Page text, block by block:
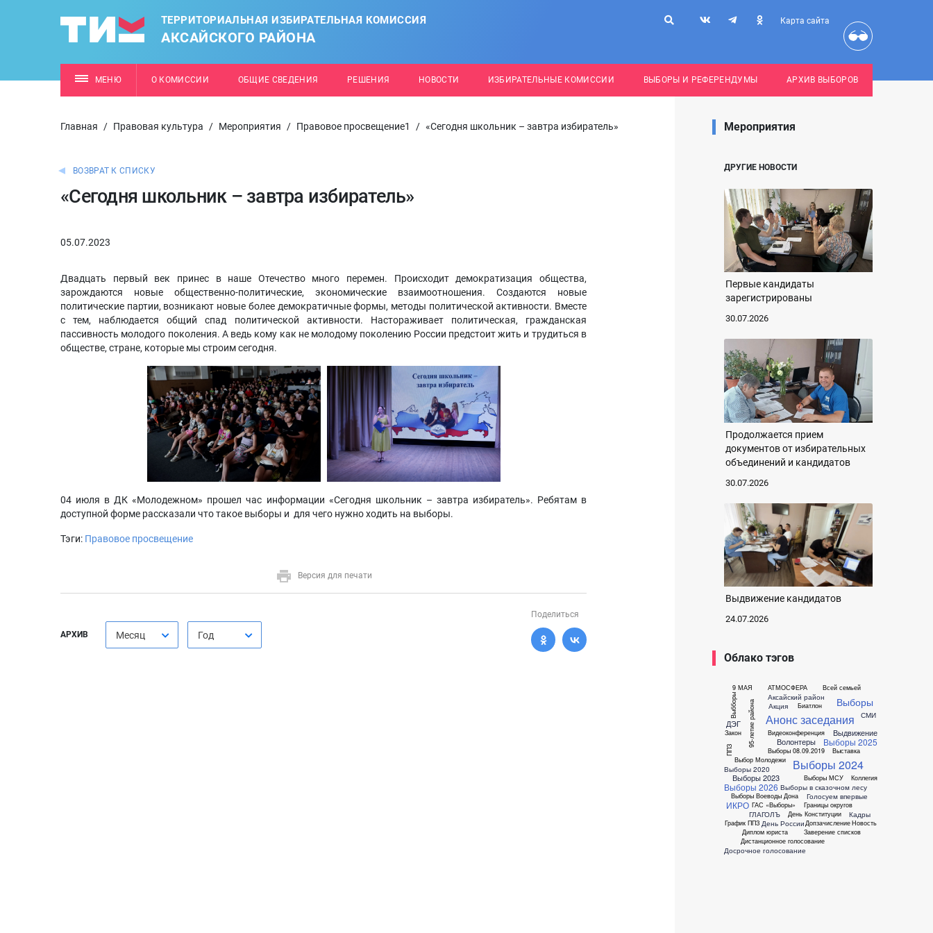
ТЕРРИТОРИАЛЬНАЯ ИЗБИРАТЕЛЬНАЯ КОМИССИЯ
АКСАЙСКОГО РАЙОНА
Карта сайта
МЕНЮ О КОМИССИИ ОБЩИЕ СВЕДЕНИЯ РЕШЕНИЯ НОВОСТИ ИЗБИРАТЕЛЬНЫЕ КОМИССИИ ВЫБОРЫ И РЕФЕРЕНДУМЫ АРХИВ ВЫБОРОВ
Главная / Правовая культура / Мероприятия / Правовое просвещение1 / «Сегодня школьник – завтра избиратель»
ВОЗВРАТ К СПИСКУ
«Сегодня школьник – завтра избиратель»
05.07.2023
Двадцать первый век принес в наше Отечество много перемен. Происходит демократизация общества,
зарождаются новые общественно-политические, экономические взаимоотношения. Создаются новые
политические партии, возникают новые более демократичные формы, методы политической активности. Вместе
с тем, наблюдается общий спад политической активности. Настораживает политическая, гражданская
пассивность молодого поколения. А ведь кому как не молодому поколению России предстоит жить и трудиться в
обществе, стране, которые мы строим сегодня.
04 июля в ДК «Молодежном» прошел час информации «Сегодня школьник – завтра избиратель». Ребятам в
доступной форме рассказали что такое выборы и для чего нужно ходить на выборы.
Тэги: Правовое просвещение
Версия для печати
АРХИВ Месяц Год
Поделиться
Мероприятия
ДРУГИЕ НОВОСТИ
Первые кандидаты
зарегистрированы
30.07.2026
Продолжается прием
документов от избирательных
объединений и кандидатов
30.07.2026
Выдвижение кандидатов
24.07.2026
Облако тэгов
9 МАЯ
95-летие района
АТМОСФЕРА
Аксайский район
Акция
Анонс заседания
Биатлон
Видеоконференция
Волонтеры
Всей семьей
Выбборы
Выбор Молодежи
Выборы
Выборы 08.09.2019
Выборы 2020
Выборы 2023
Выборы 2024
Выборы 2025
Выборы 2026
Выборы Воеводы Дона
Выборы МСУ
Выборы в сказочном лесу
Выдвижение
Выставка
ГАС «Выборы»
ГЛАГОЛЪ
Голосуем впервые
Границы округов
График ППЗ
ДЭГ
День Конституции
День России
Диплом юриста
Дистанционное голосование
Допзачисление
Досрочное голосование
Заверение списков
Закон
ИКРО
Кадры
Коллегия
Новость
ППЗ
СМИ